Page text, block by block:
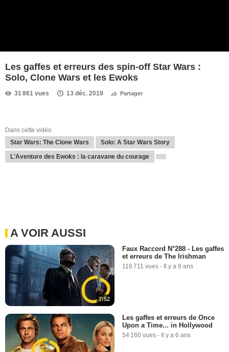
Les gaffes et erreurs des spin-off Star Wars :
Solo, Clone Wars et les Ewoks
31 861 vues 13 déc. 2019 Partager
Dans cette vidéo
Star Wars: The Clone Wars
Solo: A Star Wars Story
L'Aventure des Ewoks : la caravane du courage
A VOIR AUSSI
7:52
Faux Raccord N°288 - Les gaffes
et erreurs de The Irishman
116 711 vues - Il y a 6 ans
Les gaffes et erreurs de Once
Upon a Time... in Hollywood
54 160 vues - Il y a 6 ans